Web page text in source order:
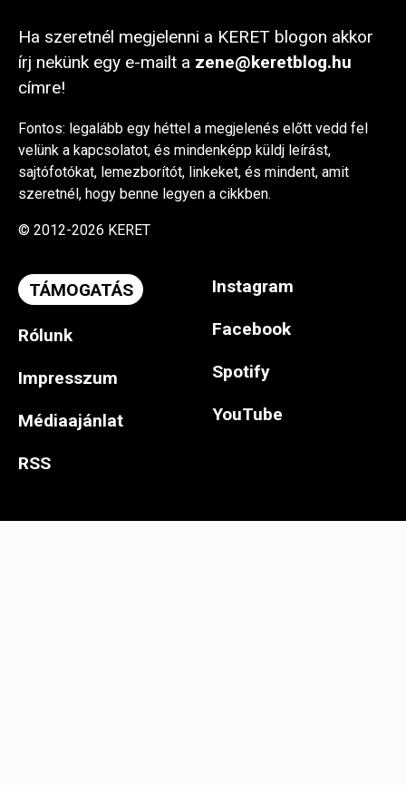
Ha szeretnél megjelenni a KERET blogon akkor
írj nekünk egy e-mailt a zene@keretblog.hu
címre!
Fontos: legalább egy héttel a megjelenés előtt vedd fel
velünk a kapcsolatot, és mindenképp küldj leírást,
sajtófotókat, lemezborítót, linkeket, és mindent, amit
szeretnél, hogy benne legyen a cikkben.
© 2012-2026 KERET
TÁMOGATÁS
Rólunk
Impresszum
Médiaajánlat
RSS
Instagram
Facebook
Spotify
YouTube